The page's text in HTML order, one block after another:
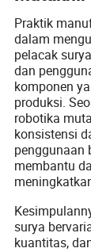
Praktik
dalam
pelacak
dan
komponen
produksi.
robotika
konsistensi
penggunaan
membantu
surya
kuantitas,